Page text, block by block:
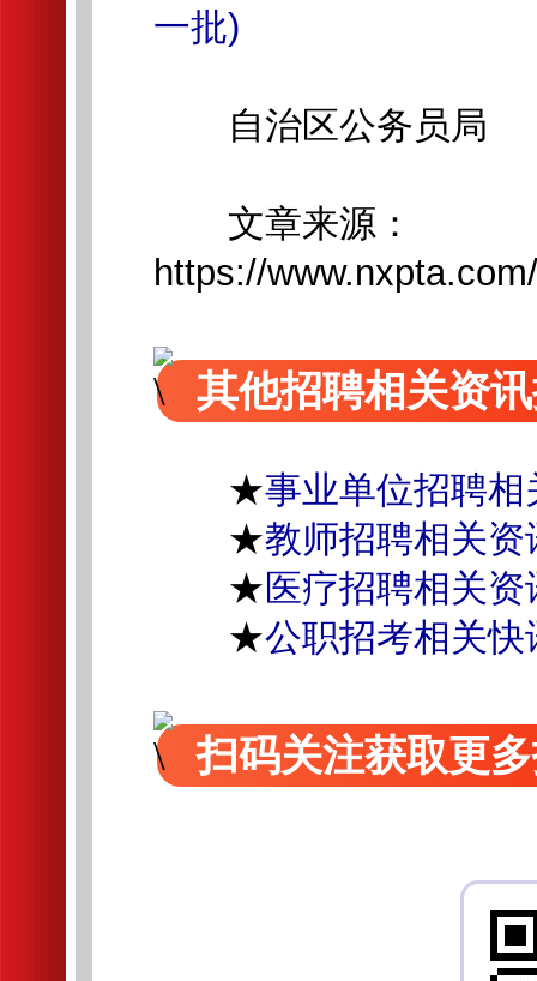
一批)
自治区公务员局
文章来源：
https://
其他招聘相关资
★事业单位招聘相
★教师招聘相关资
★医疗招聘相关资
★公职招考相关快
扫码关注获取更